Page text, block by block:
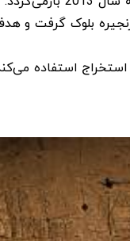
بلوک گرفت و